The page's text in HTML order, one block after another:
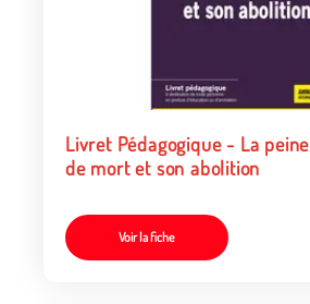
Livret Pédagogique - La peine
de mort et son abolition
Voir la fiche